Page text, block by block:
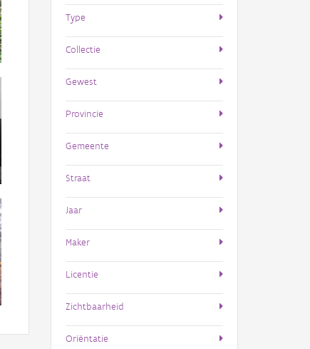
Type
Collectie
Gewest
Provincie
Gemeente
Straat
Jaar
Maker
Licentie
Zichtbaarheid
Oriëntatie